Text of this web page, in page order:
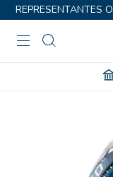
REPRESENTANTES